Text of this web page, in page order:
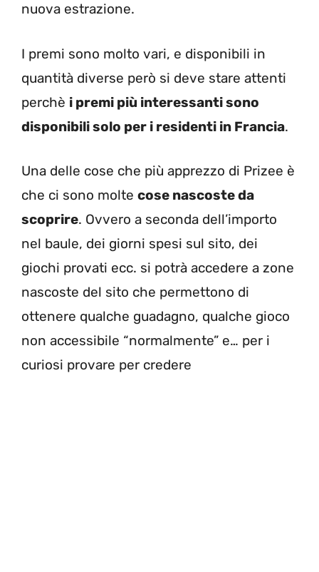
nuova estrazione.
I premi sono molto vari, e disponibili in
quantità diverse però si deve stare attenti
perchè i premi più interessanti sono
disponibili solo per i residenti in Francia.
Una delle cose che più apprezzo di Prizee è
che ci sono molte cose nascoste da
scoprire. Ovvero a seconda dell’importo
nel baule, dei giorni spesi sul sito, dei
giochi provati ecc. si potrà accedere a zone
nascoste del sito che permettono di
ottenere qualche guadagno, qualche gioco
non accessibile “normalmente” e… per i
curiosi provare per credere